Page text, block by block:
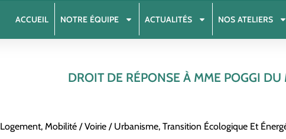
ACCUEIL NOTRE ÉQUIPE ACTUALITÉS NOS ATELIERS
DROIT DE RÉPONSE À MME POGGI
Logement, Mobilité / Voirie / Urbanisme, Transition Écologique Et